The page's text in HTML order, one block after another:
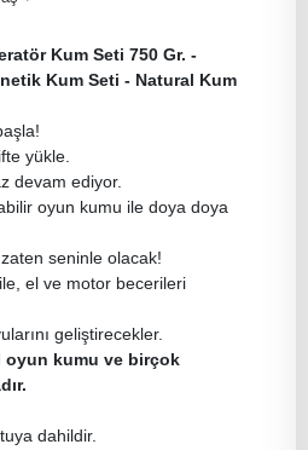
Kum Seti 750 Gr. -
Kum Seti - Natural Kum
yükle.
devam ediyor.
oyun kumu ile doya doya
seninle olacak!
el ve motor becerileri
geliştirecekler.
oyun kumu ve birçok
dahildir.